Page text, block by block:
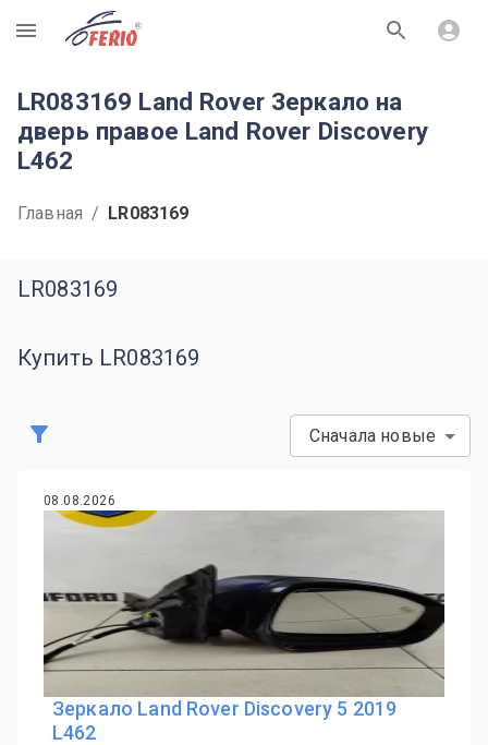
R
LR083169 Land Rover Зеркало на
дверь правое Land Rover Discovery
L462
Главная / LR083169
LR083169
Купить LR083169
Сначала новые
08.08.2026
Зеркало Land Rover Discovery 5 2019
L462